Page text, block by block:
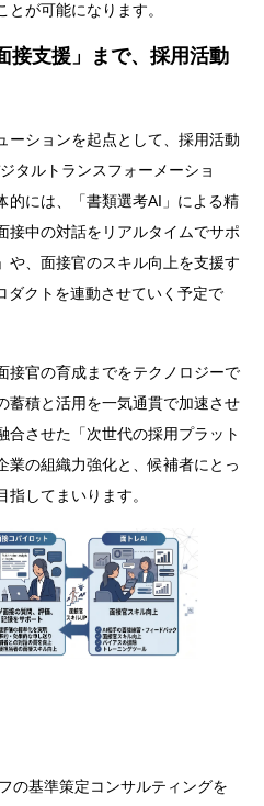
が可能になります。
接支援」まで、採用活動
ーションを起点として、採用活動
タルトランスフォーメーショ
的には、「書類選考AI」による精
接中の対話をリアルタイムでサポ
や、面接官のスキル向上を支援す
ダクトを連動させていく予定で
接官の育成までをテクノロジーで
蓄積と活用を一気通貫で加速させ
合させた「次世代の採用プラット
業の組織力強化と、候補者にとっ
してまいります。
の基準策定コンサルティングを